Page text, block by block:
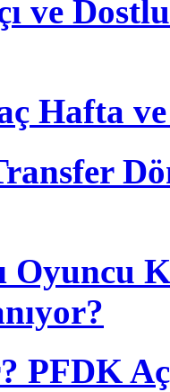
ve
Hafta
Oyuncu
PFDK